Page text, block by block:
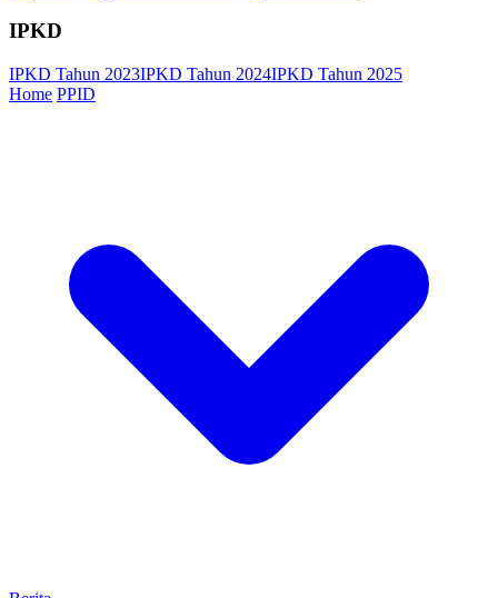
IPKD
IPKD Tahun 2023IPKD Tahun 2024IPKD Tahun 2025
Home PPID